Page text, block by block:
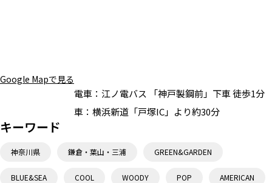
Google Mapで見る
電車： 江ノ電バス 「神戸製鋼前」下車 徒歩1分
車： 横浜新道「戸塚IC」より約30分
キーワード
神奈川県 鎌倉・葉山・三浦 GREEN&GARDEN
BLUE&SEA COOL WOODY POP AMERICAN